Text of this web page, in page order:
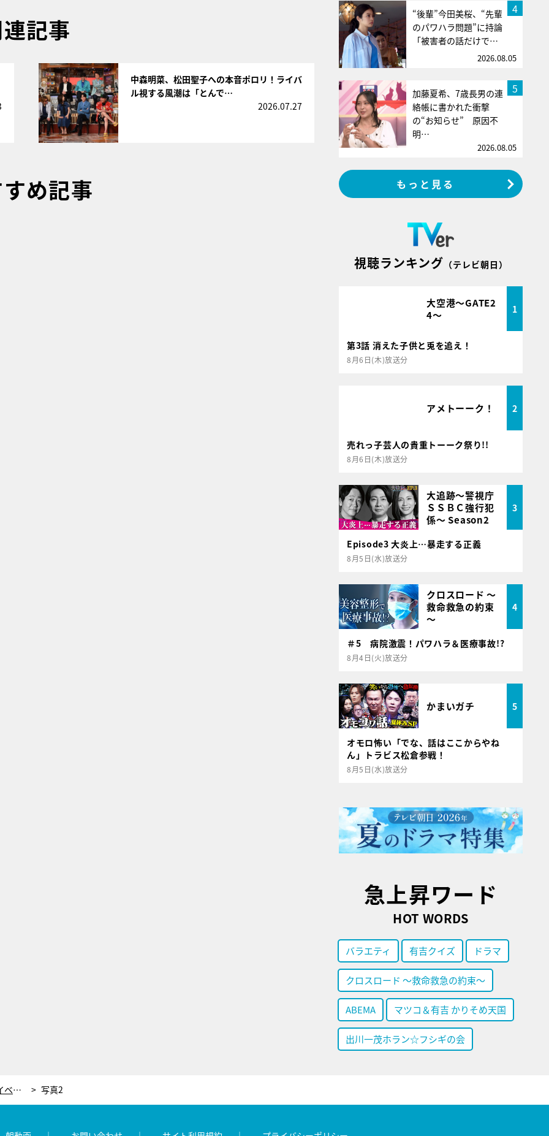
記事
中森明菜、松田聖子への本音ポロリ！ライバ
ル視する風潮は「とんで…
2026.07.27
め記事
4
“後輩”今田美桜、“先輩
のパワハラ問題”に持論
「被害者の話だけで…
2026.08.05
5
加藤夏希、7歳長男の連
絡帳に書かれた衝撃
の“お知らせ” 原因不
明…
2026.08.05
もっと見る
視聴ランキング （テレビ朝日）
大空港～GATE2
4～
1
第3話 消えた子供と兎を追え！
8月6日(木)放送分
アメトーーク！ 2
売れっ子芸人の貴重トーーク祭り!!
8月6日(木)放送分
大追跡～警視庁
ＳＳＢＣ強行犯
係～ Season2
3
Episode3 大炎上…暴走する正義
8月5日(水)放送分
クロスロード ～
救命救急の約束
～
4
＃5 病院激震！パワハラ＆医療事故!?
8月4日(火)放送分
かまいガチ 5
オモロ怖い「でな、話はここからやね
ん」トラビス松倉参戦！
8月5日(水)放送分
急上昇ワード
HOT WORDS
バラエティ 有吉クイズ ドラマ
クロスロード ～救命救急の約束～
ABEMA マツコ＆有吉 かりそめ天国
出川一茂ホラン☆フシギの会
『EIGHT-JAM』恒例、プロが選ぶ年間マイベスト10！衝撃的な名曲の数々にSUPER EIGHTも興奮 写真2